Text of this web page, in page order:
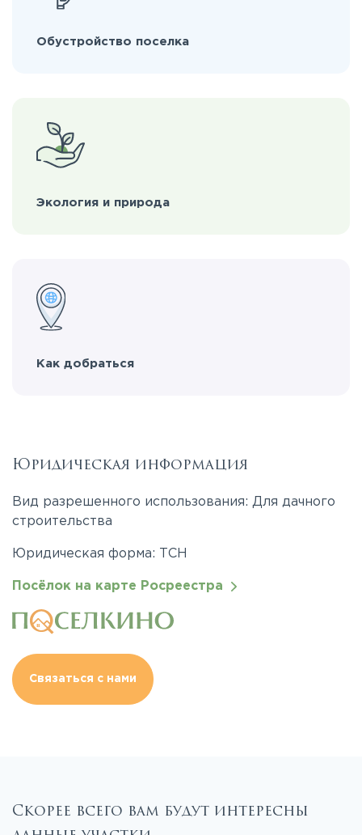
Обустройство поселка
Экология и природа
Как добраться
Юридическая информация
Вид разрешенного использования: Для дачного
строительства
Юридическая форма: ТСН
Посёлок на карте Росреестра
Связаться с нами
Скорее всего вам будут интересны